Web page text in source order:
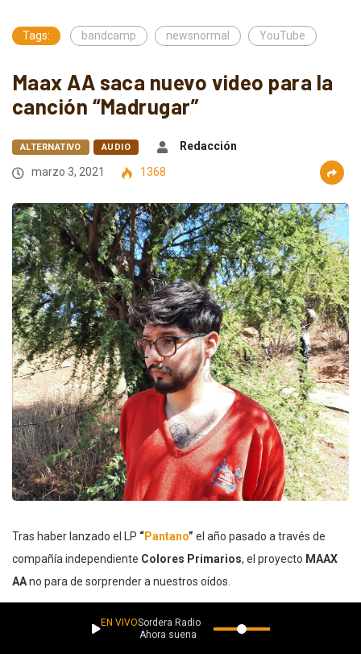
Tags: bandcamp newsnormal YouTube
Maax AA saca nuevo video para la
canción “Madrugar”
ALTERNATIVO AUDIO
Redacción
marzo 3, 2021
1368
Tras haber lanzado el LP “Pantano” el año pasado a través de
compañía independiente Colores Primarios, el proyecto MAAX
AAno para de sorprender a nuestros oídos.
influencias de géneros como el house y hip-hop. En este nuevo
EN VIVOSordera Radio
Ahora suena